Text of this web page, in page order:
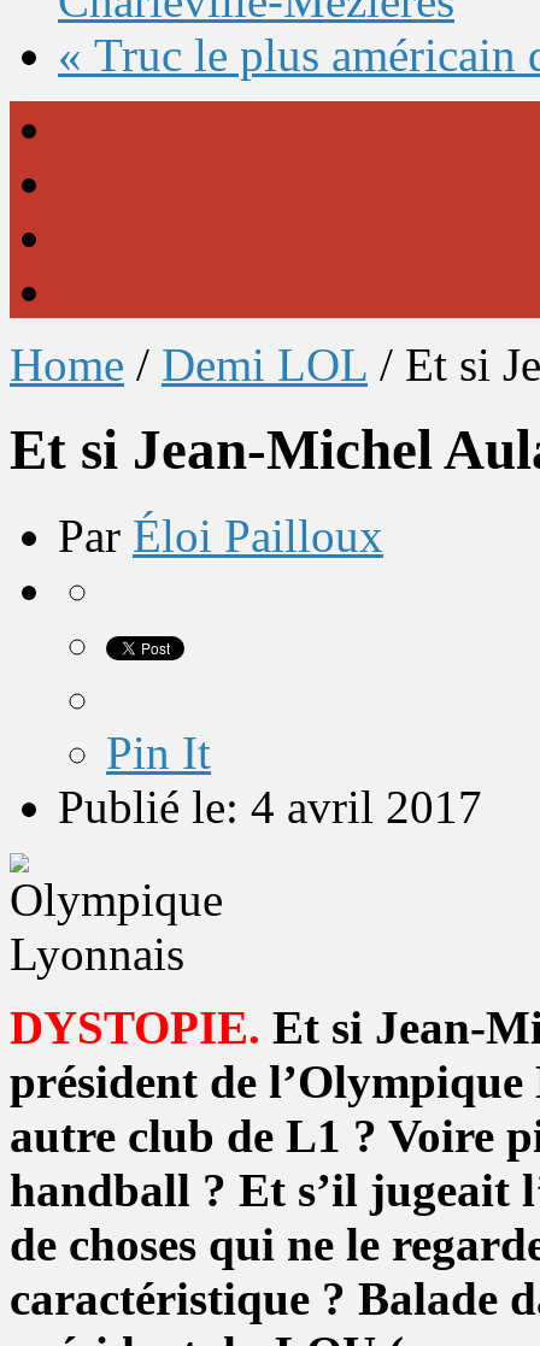
« Truc le plus américain
Home / Demi LOL / Et si
Et si Jean-Michel
Par Éloi Pailloux
Pin It
Publié le: 4 avril 2017
DYSTOPIE. Et si Jean-
président de l’Olympique
autre club de L1 ? Voire
handball ? Et s’il jugeait
de choses qui ne le
caractéristique ? Balade